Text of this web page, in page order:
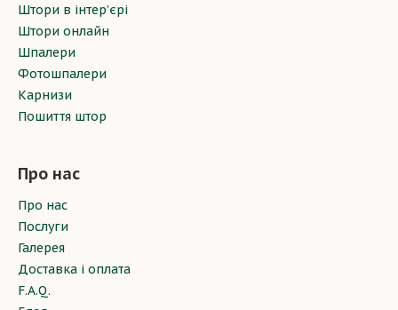
Штори в інтер’єрі
Штори онлайн
Шпалери
Фотошпалери
Карнизи
Пошиття штор
Про нас
Про нас
Послуги
Галерея
Доставка і оплата
F.A.Q.